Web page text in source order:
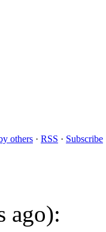
others · RSS · Subscribe
ago):